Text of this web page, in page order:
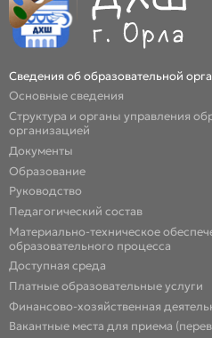
Сведения об образовательной
Основные сведения
Структура и органы управления
организацией
Документы
Образование
Руководство
Педагогический состав
Материально-техническое
образовательного процесса
Доступная среда
Платные образовательные услуги
Финансово-хозяйственная
Вакантные места для приема